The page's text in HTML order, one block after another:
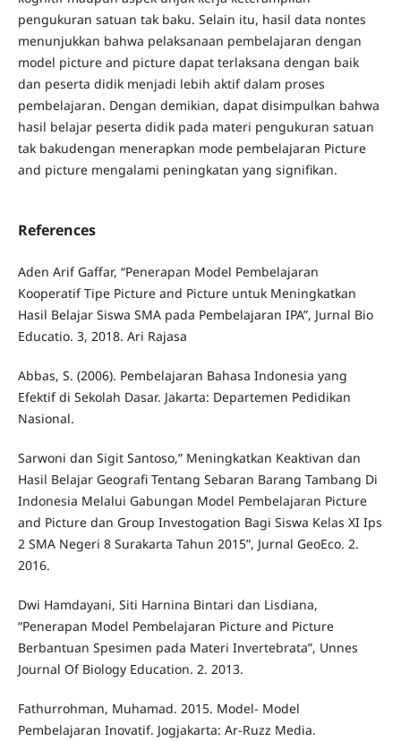
pengukuran satuan tak baku. Selain itu, hasil data nontes
menunjukkan bahwa pelaksanaan pembelajaran dengan
model picture and picture dapat terlaksana dengan baik
dan peserta didik menjadi lebih aktif dalam proses
pembelajaran. Dengan demikian, dapat disimpulkan bahwa
hasil belajar peserta didik pada materi pengukuran satuan
tak bakudengan menerapkan mode pembelajaran Picture
and picture mengalami peningkatan yang signifikan.
References
Aden Arif Gaffar, “Penerapan Model Pembelajaran
Kooperatif Tipe Picture and Picture untuk Meningkatkan
Hasil Belajar Siswa SMA pada Pembelajaran IPA”, Jurnal Bio
Educatio. 3, 2018. Ari Rajasa
Abbas, S. (2006). Pembelajaran Bahasa Indonesia yang
Efektif di Sekolah Dasar. Jakarta: Departemen Pedidikan
Nasional.
Sarwoni dan Sigit Santoso,” Meningkatkan Keaktivan dan
Hasil Belajar Geografi Tentang Sebaran Barang Tambang Di
Indonesia Melalui Gabungan Model Pembelajaran Picture
and Picture dan Group Investogation Bagi Siswa Kelas XI Ips
2 SMA Negeri 8 Surakarta Tahun 2015”, Jurnal GeoEco. 2.
2016.
Dwi Hamdayani, Siti Harnina Bintari dan Lisdiana,
“Penerapan Model Pembelajaran Picture and Picture
Berbantuan Spesimen pada Materi Invertebrata”, Unnes
Journal Of Biology Education. 2. 2013.
Fathurrohman, Muhamad. 2015. Model- Model
Pembelajaran Inovatif. Jogjakarta: Ar-Ruzz Media.